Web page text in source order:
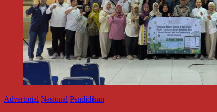
Advertorial Nasional Pendidikan